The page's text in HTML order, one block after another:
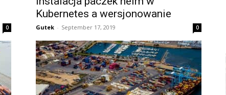
0
Kubernetes a wersjonowanie
Gutek - September 17, 2019 0